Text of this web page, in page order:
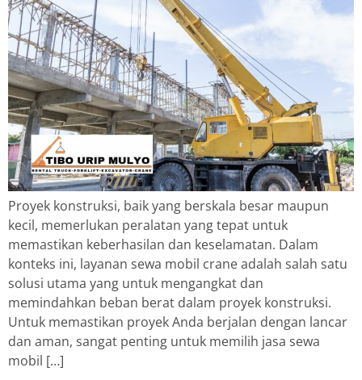
Proyek konstruksi, baik yang berskala besar maupun
kecil, memerlukan peralatan yang tepat untuk
memastikan keberhasilan dan keselamatan. Dalam
konteks ini, layanan sewa mobil crane adalah salah satu
solusi utama yang untuk mengangkat dan
memindahkan beban berat dalam proyek konstruksi.
Untuk memastikan proyek Anda berjalan dengan lancar
dan aman, sangat penting untuk memilih jasa sewa
mobil […]